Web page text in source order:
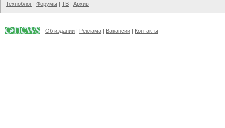
Техноблог | Форумы | ТВ | Архив
Об издании | Реклама | Вакансии | Контакты